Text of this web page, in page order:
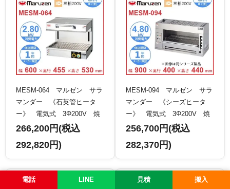
MESM-064 マルゼン サラ
マンダー 《石英管ヒータ
ー》 電気式 3Φ200V 焼
物器 クリーブランド
266,200円(税込
292,820円)
MESM-094 マルゼン サラ
マンダー 《シーズヒータ
ー》 電気式 3Φ200V 焼
物器 クリーブランド
256,700円(税込
282,370円)
電話 LINE 見積 搬入